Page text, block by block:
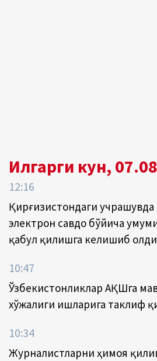
Илгарги кун,
12:16
Қирғизистондаги
электрон савдо бўйича
қабул қилишга келишиб олди
10:47
Ўзбекистонликлар АҚШга
хўжалиги ишларига таклиф
10:34
Журналистларни ҳимоя